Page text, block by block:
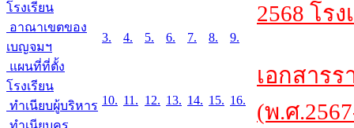
โรงเรียน
อาณาเขตของ
เบญจมฯ
แผนที่ที่ตั้ง
โรงเรียน
ทำเนียบผู้บริหาร
ทำเนียบครู
3. 4. 5. 6. 7. 8. 9.
10. 11. 12. 13. 14. 15. 16.
2568 โร
เอกสาร
(พ.ศ